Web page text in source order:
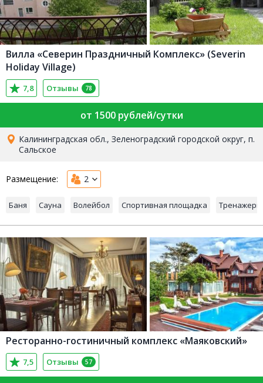
Вилла «Северин Праздничный Комплекс» (Severin
Holiday Village)
7,8 Отзывы 78
от 1500 рублей/сутки
Калининградская обл., Зеленоградский городской округ, п.
Сальское
Размещение: 2
Баня Сауна Волейбол Спортивная площадка
Ресторанно-гостиничный комплекс «Маяковский»
7,5 Отзывы 57